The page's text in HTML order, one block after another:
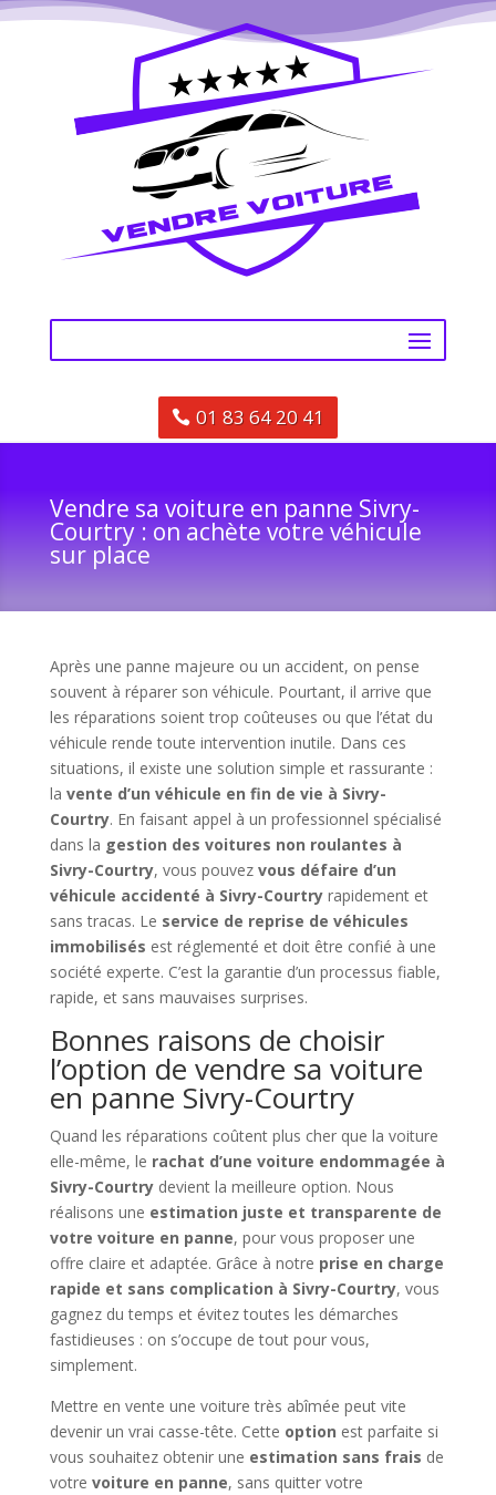
01 83 64 20 41
Vendre sa voiture en panne Sivry-
Courtry : on achète votre véhicule
sur place
Après une panne majeure ou un accident, on pense
souvent à réparer son véhicule. Pourtant, il arrive que
les réparations soient trop coûteuses ou que l’état du
véhicule rende toute intervention inutile. Dans ces
situations, il existe une solution simple et rassurante :
la vente d’un véhicule en fin de vie à Sivry-
Courtry. En faisant appel à un professionnel spécialisé
dans la gestion des voitures non roulantes à
Sivry-Courtry, vous pouvez vous défaire d’un
véhicule accidenté à Sivry-Courtryrapidement et
sans tracas. Le service de reprise de véhicules
immobilisés est réglementé et doit être confié à une
société experte. C’est la garantie d’un processus fiable,
rapide, et sans mauvaises surprises.
Bonnes raisons de choisir
l’option de vendre sa voiture
en panne Sivry-Courtry
Quand les réparations coûtent plus cher que la voiture
elle-même, le rachat d’une voiture endommagée à
Sivry-Courtrydevient la meilleure option. Nous
réalisons une estimation juste et transparente de
votre voiture en panne, pour vous proposer une
offre claire et adaptée. Grâce à notre prise en charge
rapide et sans complication à Sivry-Courtry, vous
gagnez du temps et évitez toutes les démarches
fastidieuses : on s’occupe de tout pour vous,
simplement.
Mettre en vente une voiture très abîmée peut vite
devenir un vrai casse-tête. Cette option est parfaite si
vous souhaitez obtenir une estimation sans frais de
votre voiture en panne, sans quitter votre